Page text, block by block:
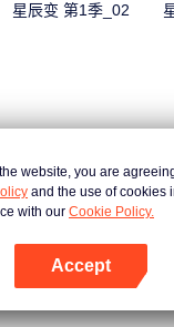
星辰变 第1季_02
国民老公带回家 第1季
长生界
website, you are
and the use of cookies
with our Cookie Policy.
Accept